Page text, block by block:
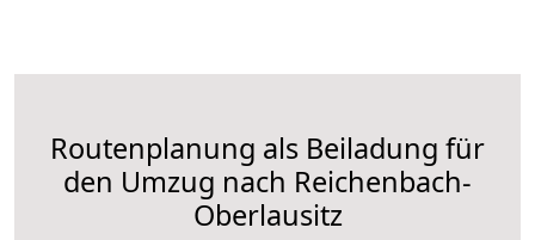
Routenplanung als Beiladung für
den Umzug nach Reichenbach-
Oberlausitz